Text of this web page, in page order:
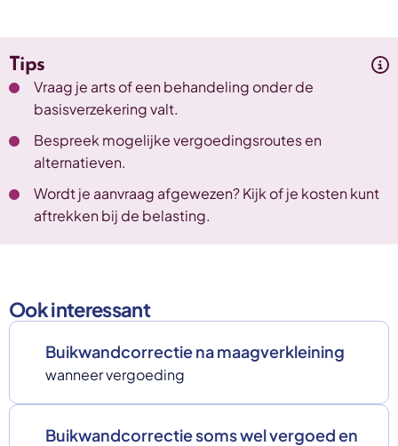
Tips
Vraag je arts of een behandeling onder de
basisverzekering valt.
Bespreek mogelijke vergoedingsroutes en
alternatieven.
Wordt je aanvraag afgewezen? Kijk of je kosten kunt
aftrekken bij de belasting.
Ook interessant
Buikwandcorrectie na maagverkleining
wanneer vergoeding
Buikwandcorrectie soms wel vergoed en